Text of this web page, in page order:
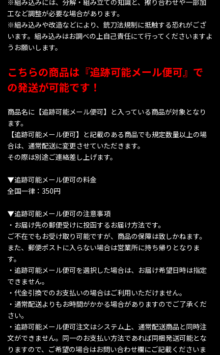
※組み込みには、分解・組み立ての知識と、擦り合わせや一部加
工など調整が必要な場合があります。
※組み込みや改造などにより、銃刀法規制に抵触する恐れがござ
います。組み込みはお調べの上自己責任にて行ってくださいますよ
うお願いします。
こちらの商品は『追跡可能メール便可』で
の発送が可能です！
商品名に【追跡可能メール便可】と入っている商品が対象となり
ます。
【追跡可能メール便可】と記載のある商品でも規定数量以上の場
合は、通常配送に変更させていただきます。
その際は別途ご連絡差し上げます。
▼追跡可能メール便可の料金
全国一律：350円
▼追跡可能メール便可の注意事項
・お届け先の郵便受けに投函するお届け方法です。
ご不在でもお受け取り可能ですが、商品の保障は致しかねます。
また、郵便ポストに入らない場合は営業所に持ち帰りとなりま
す。
・追跡可能メール便可を選択した場合は、お届け希望日時は指定
できません。
・代金引換でのお支払いの場合はご利用いただけません。
・通常配送よりもお時間がかかる場合がありますのでご了承くだ
さい。
・追跡可能メール便可注文はシステム上、通常配送商品と同時注
文ができません。同一のお支払い方法であれば同梱発送可能とな
りますので、ご希望の場合はお問い合わせ欄にご記載くださいま